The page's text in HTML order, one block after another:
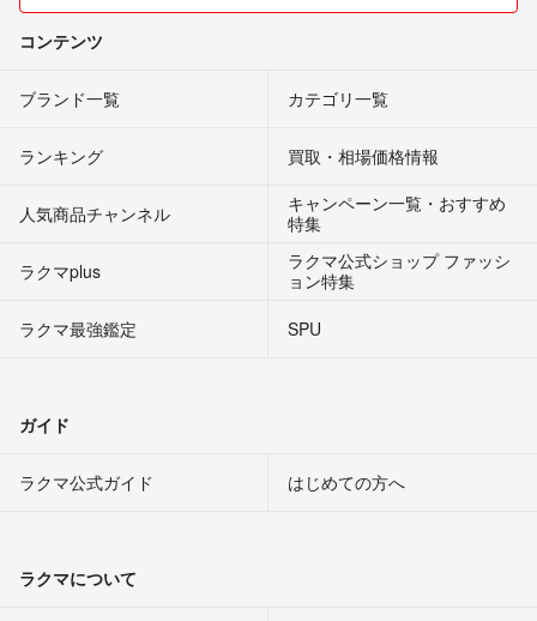
コンテンツ
ブランド一覧 カテゴリ一覧
ランキング 買取・相場価格情報
人気商品チャンネル
キャンペーン一覧・おすすめ
特集
ラクマplus
ラクマ公式ショップ ファッシ
ョン特集
ラクマ最強鑑定
SPU
ガイド
ラクマ公式ガイド はじめての方へ
ラクマについて